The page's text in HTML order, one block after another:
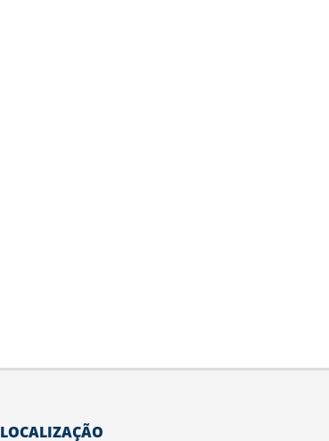
LOCALIZAÇÃO